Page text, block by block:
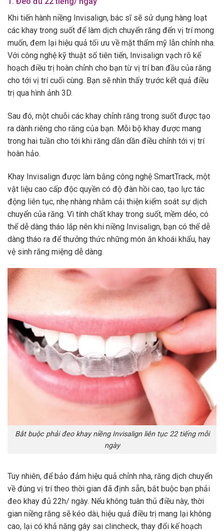
Khi tiến hành niềng Invisalign, bác sĩ sẽ sử dụng hàng loạt
các khay trong suốt để làm dịch chuyển răng đến vị trí mong
muốn, đem lại hiệu quả tối ưu về mặt thẩm mỹ lẫn chỉnh nha.
Với công nghệ kỹ thuật số tiên tiến, Invisalign vạch rõ kế
hoạch điều trị hoàn chỉnh cho bạn từ vị trí ban đầu của răng
cho tới vị trí cuối cùng. Bạn sẽ nhìn thấy trước kết quả điều
trị qua hình ảnh 3D.
Sau đó, một chuỗi các khay chỉnh răng trong suốt được tạo
ra dành riêng cho răng của bạn. Mỗi bộ khay được mang
trong hai tuần cho tới khi răng dần dần điều chỉnh tới vị trí
hoàn hảo.
Khay Invisalign được làm bằng công nghệ SmartTrack, một
vật liệu cao cấp độc quyền có độ đàn hồi cao, tạo lực tác
động liên tục, nhẹ nhàng nhằm cải thiện kiểm soát sự dịch
chuyển của răng. Vì tính chất khay trong suốt, mềm dẻo, có
thể dễ dàng tháo lắp nên khi niềng Invisalign, bạn có thể dễ
dàng tháo ra để thưởng thức những món ăn khoái khẩu, hay
vệ sinh răng miệng dễ dàng.
Bắt buộc phải đeo khay niềng Invisalign liên tục 22 tiếng mỗi
ngày
Tuy nhiên, để bảo đảm hiệu quả chỉnh nha, răng dịch chuyển
về đúng vị trí theo thời gian đã định sẵn, bắt buộc bạn phải
đeo khay đủ 22h/ ngày. Nếu không tuân thủ điều này, thời
gian niềng răng sẽ kéo dài, hiệu quả điều trị mang lại không
cao, lại có khả năng gây sai clincheck, thay đổi kế hoạch